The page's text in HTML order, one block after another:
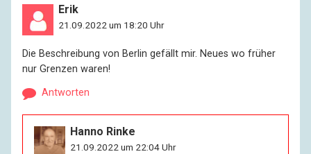
Erik
21.09.2022 um 18:20 Uhr
Die Beschreibung von Berlin gefällt mir. Neues wo früher
nur Grenzen waren!
Antworten
Hanno Rinke
21.09.2022 um 22:04 Uhr